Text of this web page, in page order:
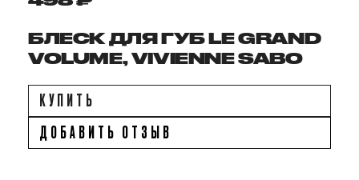
БЛЕСК ДЛЯ ГУБ LE GRAND
VOLUME, VIVIENNE SABO
КУПИТЬ
ДОБАВИТЬ ОТЗЫВ